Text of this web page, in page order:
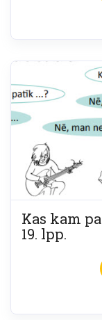
Kas kam
19. lpp.